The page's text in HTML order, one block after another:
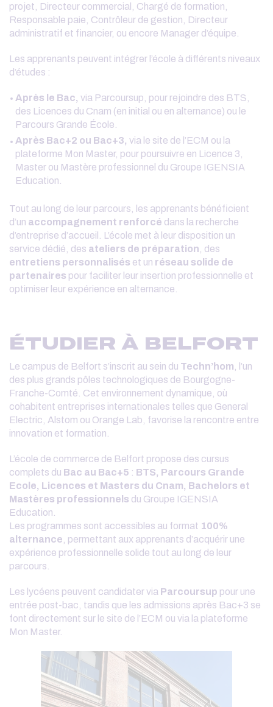
projet, Directeur commercial, Chargé de formation,
Responsable paie, Contrôleur de gestion, Directeur
administratif et financier, ou encore Manager d’équipe.
Les apprenants peuvent intégrer l’école à différents niveaux
d’études :
Après le Bac, via Parcoursup, pour rejoindre des BTS,
des Licences du Cnam (en initial ou en alternance) ou le
Parcours Grande École.
Après Bac+2 ou Bac+3, via le site de l’ECM ou la
plateforme Mon Master, pour poursuivre en Licence 3,
Master ou Mastère professionnel du Groupe IGENSIA
Education.
Tout au long de leur parcours, les apprenants bénéficient
d’un accompagnement renforcé dans la recherche
d’entreprise d’accueil. L’école met à leur disposition un
service dédié, des ateliers de préparation , des
entretiens personnalisés et un réseau solide de
partenaires pour faciliter leur insertion professionnelle et
optimiser leur expérience en alternance.
ÉTUDIER À BELFORT
Le campus de Belfort s’inscrit au sein du Techn’hom , l’un
des plus grands pôles technologiques de Bourgogne-
Franche-Comté. Cet environnement dynamique, où
cohabitent entreprises internationales telles que General
Electric, Alstom ou Orange Lab, favorise la rencontre entre
innovation et formation.
L’école de commerce de Belfort propose des cursus
complets du Bac au Bac+5 : BTS, Parcours Grande
Ecole, Licences et Masters du Cnam, Bachelors et
Mastères professionnels du Groupe IGENSIA
Education.
Les programmes sont accessibles au format 100%
alternance , permettant aux apprenants d’acquérir une
expérience professionnelle solide tout au long de leur
parcours.
Les lycéens peuvent candidater via Parcoursup pour une
entrée post-bac, tandis que les admissions après Bac+3 se
font directement sur le site de l’ECM ou via la plateforme
Mon Master.